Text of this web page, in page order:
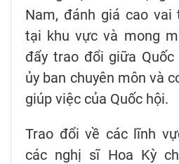
Nam, đánh giá cao
tại khu vực và mong
đẩy trao đổi giữa
ủy ban chuyên môn và
giúp việc của Quốc hội.
Trao đổi về các lĩnh
các nghị sĩ Hoa Kỳ